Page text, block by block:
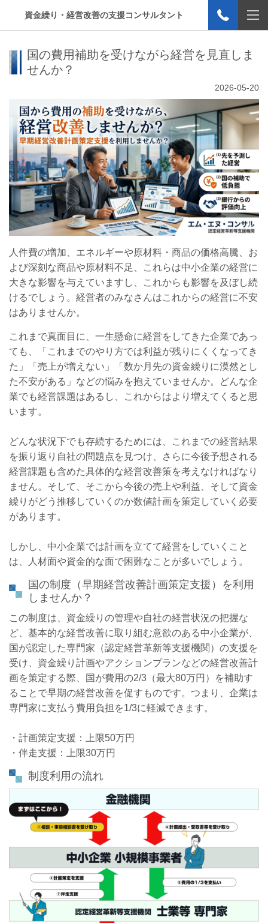
資金繰り・経営改善の支援コンサルタント
国の費用補助を受けながら経営を見直しま
せんか？
2026-05-20
人件費の増加、エネルギーや原材料・商品の価格高騰、お
よび深刻な商品や原材料不足、これらは中小企業の経営に
大きな影響を与えていますし、これからも影響を及ぼし続
けるでしょう。経営者のみなさんはこれからの経営に不安
はありませんか。
これまで真面目に、一生懸命に経営をしてきた企業であっ
ても、「これまでのやり方では利益が残りにくくなってき
た」「売上が増えない」「数か月先の資金繰りに漠然とし
た不安がある」などの悩みを抱えていませんか。どんな企
業でも経営課題はあるし、これからはより増えてくると思
います。
どんな状況下でも存続するためには、これまでの経営結果
を振り返り自社の問題点を見つけ、さらに今後予想される
経営課題も含めた具体的な経営改善策を考えなければなり
ません。そして、そこから今後の売上や利益、そして資金
繰りがどう推移していくのか数値計画を策定していく必要
があります。
しかし、中小企業では計画を立てて経営をしていくこと
は、人材面や資金的な面で困難なことが多いでしょう。
国の制度（早期経営改善計画策定支援）を利用
しませんか？
この制度は、資金繰りの管理や自社の経営状況の把握な
ど、基本的な経営改善に取り組む意欲のある中小企業が、
国が認定した専門家（認定経営革新等支援機関）の支援を
受け、資金繰り計画やアクションプランなどの経営改善計
画を策定する際、国が費用の2/3（最大80万円）
を補助す
ることで早期の経営改善を促すものです。 つまり、企業は
専門家に支払う費用負担を1/3に軽減できます。
・計画策定支援：上限50万円
・伴走支援：上限30万円
制度利用の流れ